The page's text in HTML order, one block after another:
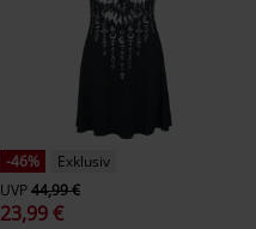
-46%
Exklusiv
UVP44,99 €
23,99 €